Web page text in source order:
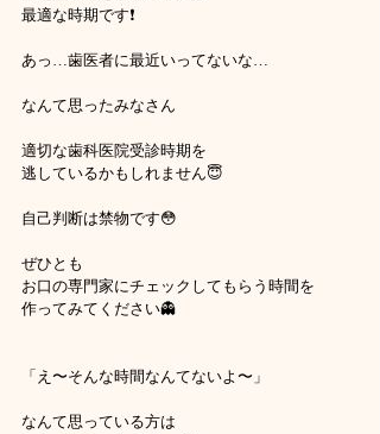
最適な時期です❗️
あっ…歯医者に最近いってないな…
なんて思ったみなさん
適切な歯科医院受診時期を
逃しているかもしれません😇
自己判断は禁物です😳
ぜひとも
お口の専門家にチェックしてもらう時間を
作ってみてください👻
「え〜そんな時間なんてないよ〜」
なんて思っている方は